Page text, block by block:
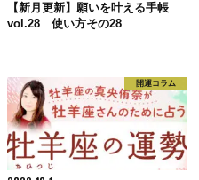
【新月更新】願いを叶える手帳
vol.28 使い方その28
開運コラム